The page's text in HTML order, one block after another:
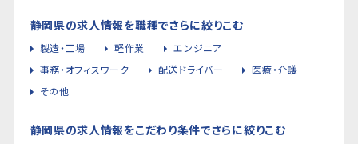
静岡県の求人情報を職種でさらに絞りこむ
製造・工場 軽作業
エンジニア
事務・オフィスワーク
配送ドライバー
医療・介護
その他
静岡県の求人情報をこだわり条件でさらに絞りこむ